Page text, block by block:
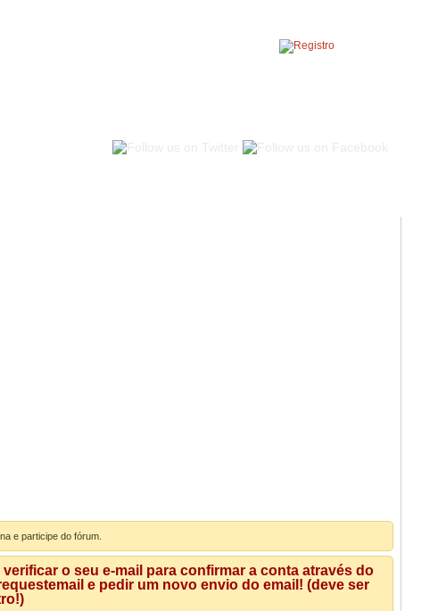
e participe do fórum.
o seu e-mail para confirmar a conta através do
e pedir um novo envio do email! (deve ser